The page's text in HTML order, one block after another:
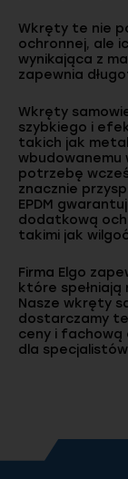
Wkręty te nie
ochronnej, ale
wynikająca z
zapewnia
Wkręty
szybkiego i
takich jak
wbudowanemu
potrzebę
znacznie
EPDM
dodatkową
takimi jak
Firma Elgo
które
Nasze wkręty
dostarczamy
ceny i fachową
dla